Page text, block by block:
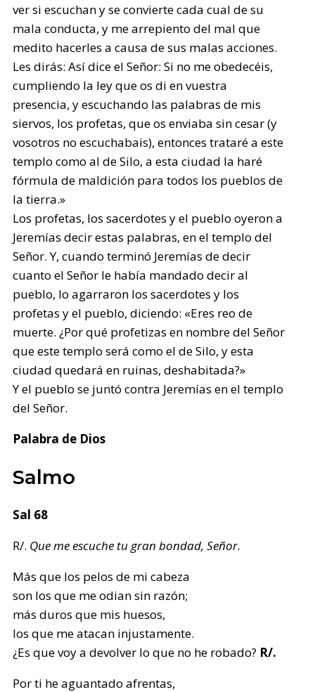
ver si escuchan y se convierte cada cual de su
mala conducta, y me arrepiento del mal que
medito hacerles a causa de sus malas acciones.
Les dirás: Así dice el Señor: Si no me obedecéis,
cumpliendo la ley que os di en vuestra
presencia, y escuchando las palabras de mis
siervos, los profetas, que os enviaba sin cesar (y
vosotros no escuchabais), entonces trataré a este
templo como al de Silo, a esta ciudad la haré
fórmula de maldición para todos los pueblos de
la tierra.»
Los profetas, los sacerdotes y el pueblo oyeron a
Jeremías decir estas palabras, en el templo del
Señor. Y, cuando terminó Jeremías de decir
cuanto el Señor le había mandado decir al
pueblo, lo agarraron los sacerdotes y los
profetas y el pueblo, diciendo: «Eres reo de
muerte. ¿Por qué profetizas en nombre del Señor
que este templo será como el de Silo, y esta
ciudad quedará en ruinas, deshabitada?»
Y el pueblo se juntó contra Jeremías en el templo
del Señor.
Palabra de Dios
Salmo
Sal 68
R/. Que me escuche tu gran bondad, Señor.
Más que los pelos de mi cabeza
son los que me odian sin razón;
más duros que mis huesos,
los que me atacan injustamente.
¿Es que voy a devolver lo que no he robado? R/.
Por ti he aguantado afrentas,